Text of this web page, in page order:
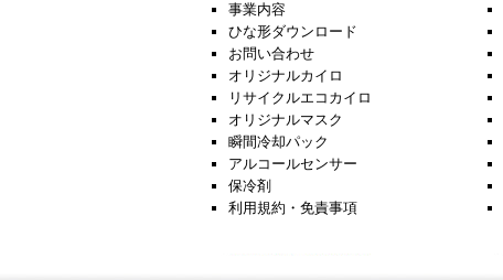
事業内容
ひな形ダウンロード
お問い合わせ
オリジナルカイロ
リサイクルエコカイロ
オリジナルマスク
瞬間冷却パック
アルコールセンサー
保冷剤
利用規約・免責事項